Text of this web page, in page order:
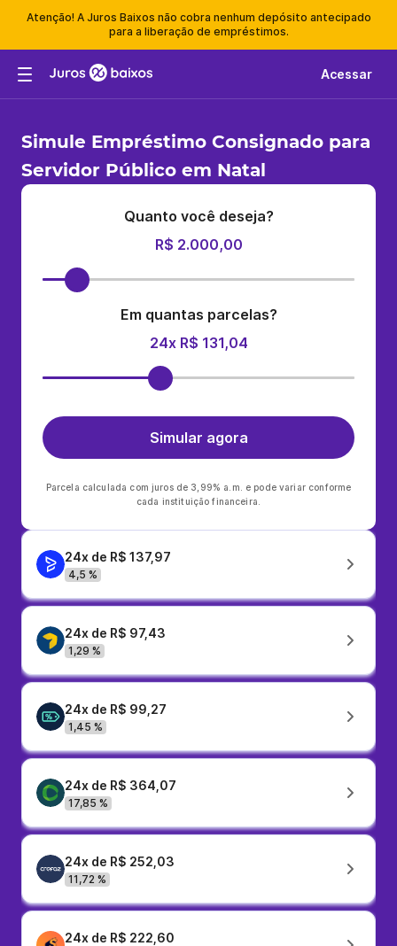
Atenção! A Juros Baixos não cobra nenhum depósito antecipado
para a liberação de empréstimos.
Acessar
Simule Empréstimo Consignado para
Servidor Público em Natal
Quanto você deseja?
R$ 2.000,00
Em quantas parcelas?
24x R$ 131,04
Simular agora
Parcela calculada com juros de 3,99% a.m. e pode variar conforme
cada instituição financeira.
24x de R$ 137,97
4,5 %
24x de R$ 97,43
1,29 %
24x de R$ 99,27
1,45 %
24x de R$ 364,07
17,85 %
24x de R$ 252,03
11,72 %
24x de R$ 222,60